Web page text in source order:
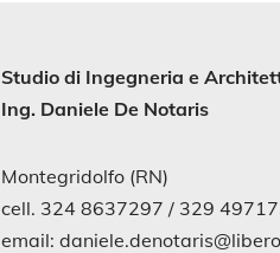
Studio di Ingegneria e
Ing. Daniele De Notaris
Montegridolfo (RN)
cell. 324 8637297 / 329
email: